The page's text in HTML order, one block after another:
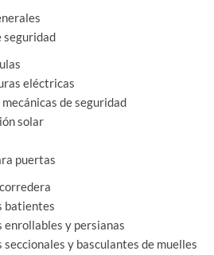
seguridad
eléctricas
mecánicas de seguridad
solar
puertas
batientes
enrollables y persianas
seccionales y basculantes de muelles